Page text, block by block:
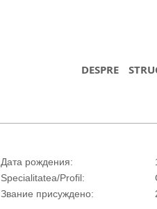
DESPRE
Дата рождения:
Specialitatea/Profil:
Звание присуждено: